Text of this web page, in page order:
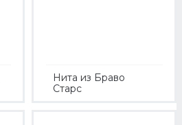
Нита из Браво
Старс